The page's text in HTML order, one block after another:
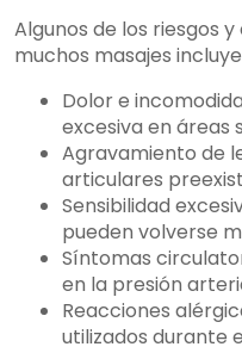
Algunos de los riesgos
muchos masajes
Dolor e
excesiva en áreas
Agravamiento de
articulares
Sensibilidad
pueden volverse
Síntomas
en la presión
Reacciones
utilizados durante